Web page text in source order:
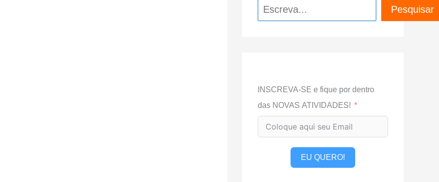
Pesquisar Pesquisar
INSCREVA-SE e fique por dentro
das NOVAS ATIVIDADES!
EU QUERO!